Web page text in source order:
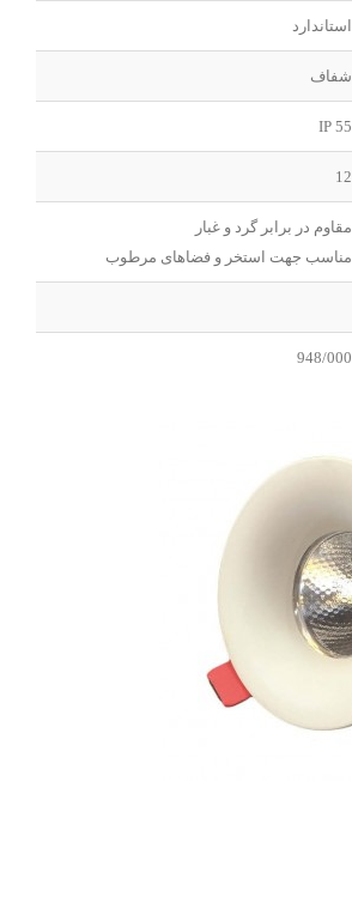
استاندارد
شفاف
IP 55
12
مقاوم در برابر گرد و غبار
مناسب جهت استخر و فضاهای مرطوب
948/000